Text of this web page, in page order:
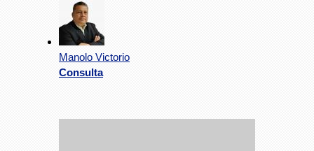
Manolo Victorio
Consulta